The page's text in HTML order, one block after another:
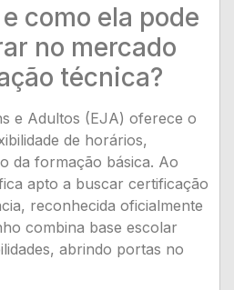
como ela pode
no mercado
técnica?
e Adultos (EJA) oferece o
de horários,
da formação básica. Ao
apto a buscar certificação
reconhecida oficialmente
combina base escolar
abrindo portas no